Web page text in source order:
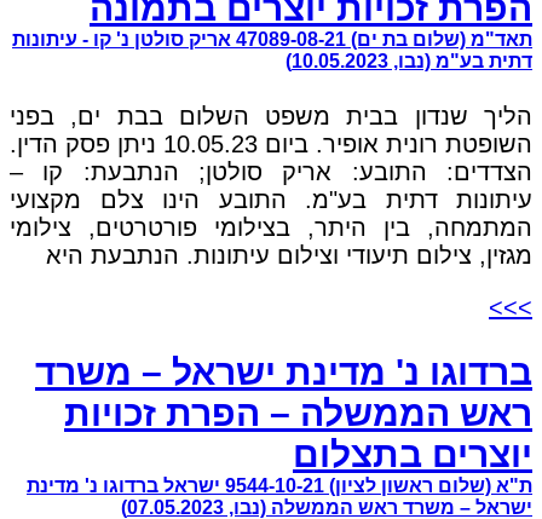
הפרת זכויות יוצרים בתמונה
תאד"מ (שלום בת ים) 47089-08-21 אריק סולטן נ' קו - עיתונות
דתית בע"מ (נבו, 10.05.2023)
הליך שנדון בבית משפט השלום בבת ים, בפני
השופטת רונית אופיר. ביום 10.05.23 ניתן פסק הדין.
הצדדים: התובע: אריק סולטן; הנתבעת: קו –
עיתונות דתית בע"מ. התובע הינו צלם מקצועי
המתמחה, בין היתר, בצילומי פורטרטים, צילומי
מגזין, צילום תיעודי וצילום עיתונות. הנתבעת היא
>>>
ברדוגו נ' מדינת ישראל – משרד
ראש הממשלה – הפרת זכויות
יוצרים בתצלום
ת"א (שלום ראשון לציון) 9544-10-21 ישראל ברדוגו נ' מדינת
ישראל – משרד ראש הממשלה (נבו, 07.05.2023)